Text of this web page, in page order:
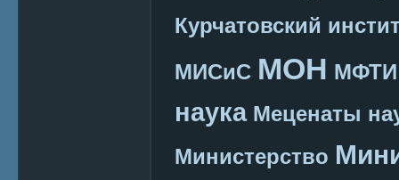
Курчатовский
МИСиС МОН МФТИ
наука Меценаты
Министерство